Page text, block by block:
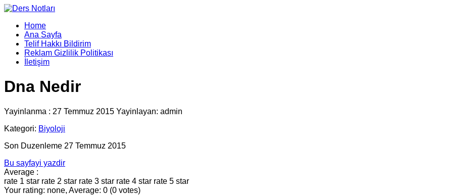
Home
Ana Sayfa
Telif Hakkı Bildirim
Reklam Gizlilik Politikası
İletişim
Dna Nedir
Yayinlanma : 27 Temmuz 2015 Yayinlayan: admin
Kategori: Biyoloji
Son Duzenleme 27 Temmuz 2015
Bu sayfayi yazdir
Average :
rate 1 star rate 2 star rate 3 star rate 4 star rate 5 star
Your rating: none, Average: 0 (0 votes)